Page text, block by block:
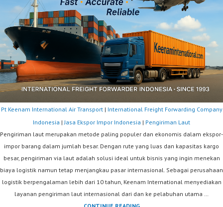
Pt Keenam International Air Transport| International Freight Forwarding Company
Indonesia | Jasa Ekspor Impor Indonesia | Pengiriman Laut
Pengiriman laut merupakan metode paling populer dan ekonomis dalam ekspor-
impor barang dalam jumlah besar. Dengan rute yang luas dan kapasitas kargo
besar, pengiriman via laut adalah solusi ideal untuk bisnis yang ingin menekan
biaya logistik namun tetap menjangkau pasar internasional. Sebagai perusahaan
logistik berpengalaman lebih dari 10 tahun, Keenam International menyediakan
layanan pengiriman laut internasional dari dan ke pelabuhan utama …
PENGIRIMAN